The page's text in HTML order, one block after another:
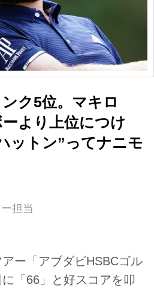
ク5位。マキロ
より上位につけ
ットン”ってナニモ
担当
ー「アブダビHSBCゴル
「66」と好スコアを叩